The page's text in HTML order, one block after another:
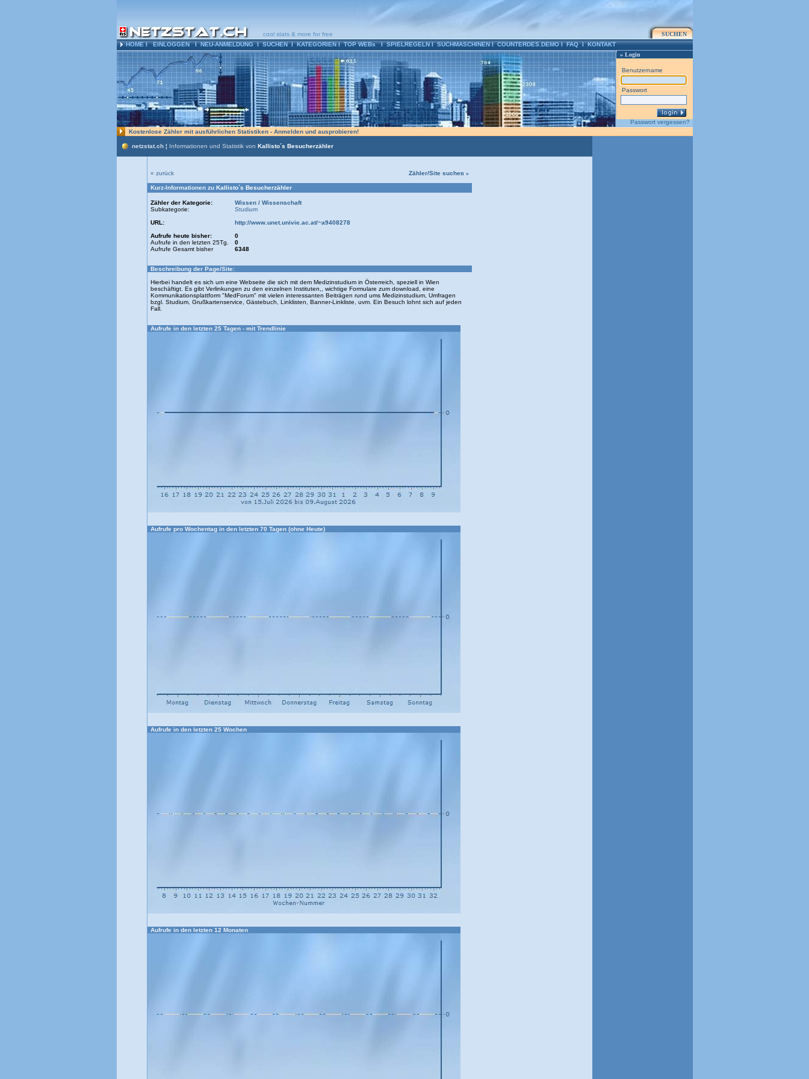
cool stats & more for free
SUCHEN
HOME l EINLOGGEN l NEU-ANMELDUNG l SUCHEN lKATEGORIEN lTOP WEBs l SPIELREGELN l SUCHMASCHINEN l COUNTERDES.DEMO l FAQ l KONTAKT
» Login
Benutzername
Passwort
Passwort vergessen?
Kostenlose Zähler mit ausführlichen Statistiken - Anmelden und ausprobieren!
netzstat.ch ¦ Informationen und Statistik von Kallisto´s Besucherzähler
« zurück Zähler/Site suchen »
Kurz-Informationen zu Kallisto´s Besucherzähler
Zähler der Kategorie:
Wissen / Wissenschaft
Subkategorie:
Studium
URL:
http://www.unet.univie.ac.at/~a9408278
Aufrufe heute bisher:
0
Aufrufe in den letzten 25Tg.
0
Aufrufe Gesamt bisher
6348
Beschreibung der Page/Site:
Hierbei handelt es sich um eine Webseite die sich mit dem Medizinstudium in Österreich, speziell in Wien
beschäftigt. Es gibt Verlinkungen zu den einzelnen Instituten,, wichtige Formulare zum download, eine
Kommunikationsplattform "MedForum" mit vielen interessanten Beiträgen rund ums Medizinstudium, Umfragen
bzgl. Studium, Grußkartenservice, Gästebuch, Linklisten, Banner-Linkliste, uvm. Ein Besuch lohnt sich auf jeden
Fall.
Aufrufe in den letzten 25 Tagen - mit Trendlinie
Aufrufe pro Wochentag in den letzten 70 Tagen (ohne Heute)
Aufrufe in den letzten 25 Wochen
Aufrufe in den letzten 12 Monaten